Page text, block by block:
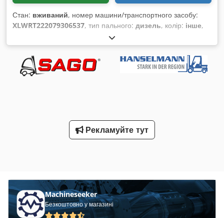
Стан: вживаний, номер машини/транспортного засобу:
XLWRT222079306537, тип пального: дизель, колір: інше,
, Рік виготовлення:
мотогодини:21 826 h, Рік виробництва: травень 2007 Вісь 1:
ліва 18 мм, права 18 мм Dcedpfx Ahoy T H Are Hek Вісь 2:
ліва 6-6 мм, права 6-6 мм Вісь 3: ліва мм, права мм
Рекламуйте тут
Machineseeker
Безкоштовно у магазині